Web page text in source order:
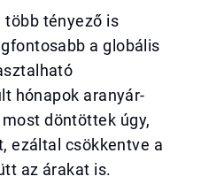
több tényező is
a globális
hónapok aranyár-
döntöttek úgy,
ezáltal csökkentve a
az árakat is.